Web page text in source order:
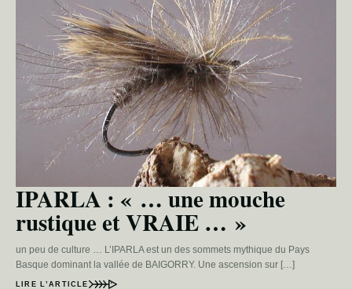
IPARLA : « … une mouche
rustique et VRAIE … »
un peu de culture … L’IPARLA est un des sommets mythique du Pays
Basque dominant la vallée de BAIGORRY. Une ascension sur […]
LIRE L’ARTICLE